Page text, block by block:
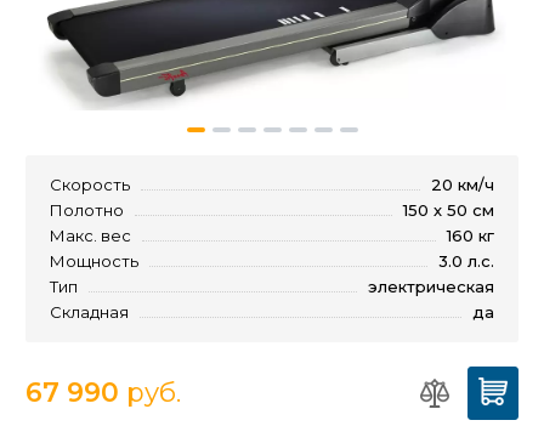
Скорость
20 км/ч
Полотно
150 х 50 см
Макс. вес
160 кг
Мощность
3.0 л.с.
Тип
электрическая
Складная
да
67 990 руб.